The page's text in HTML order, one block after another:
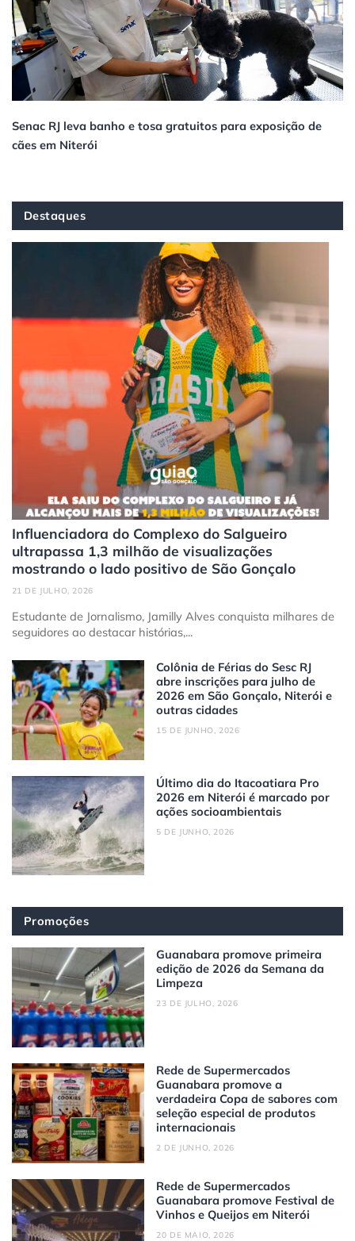
Senac RJ leva banho e tosa gratuitos para exposição de
cães em Niterói
Destaques
Influenciadora do Complexo do Salgueiro
ultrapassa 1,3 milhão de visualizações
mostrando o lado positivo de São Gonçalo
21 DE JULHO, 2026
Estudante de Jornalismo, Jamilly Alves conquista milhares de
seguidores ao destacar histórias,...
Colônia de Férias do Sesc RJ
abre inscrições para julho de
2026 em São Gonçalo, Niterói e
outras cidades
15 DE JUNHO, 2026
Último dia do Itacoatiara Pro
2026 em Niterói é marcado por
ações socioambientais
5 DE JUNHO, 2026
Promoções
Guanabara promove primeira
edição de 2026 da Semana da
Limpeza
23 DE JULHO, 2026
Rede de Supermercados
Guanabara promove a
verdadeira Copa de sabores com
seleção especial de produtos
internacionais
2 DE JUNHO, 2026
Rede de Supermercados
Guanabara promove Festival de
Vinhos e Queijos em Niterói
20 DE MAIO, 2026